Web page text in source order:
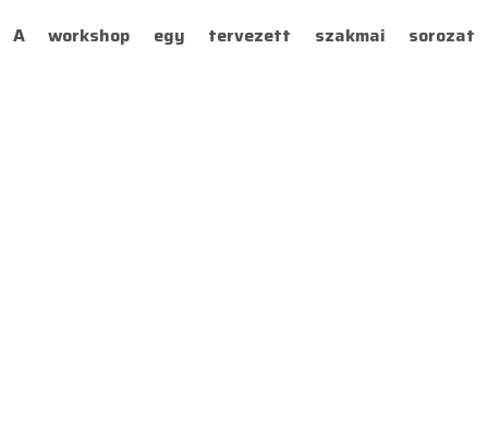
A workshop egy tervezett szakmai sorozat